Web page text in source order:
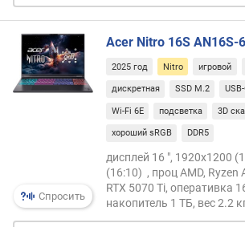
л
щ
и
н
а
е
с
Спросить
Acer Nitro 16S AN16S-
2025 год Nitro игровой
дискретная SSD M.2
Wi-Fi 6E подсветка 3D
хороший sRGB DDR5
дисплей 16 ", 1920x1200
(16:10) , проц AMD, Ryzen
RTX 5070 Ti, оперативка
накопитель 1 ТБ, вес 2.2